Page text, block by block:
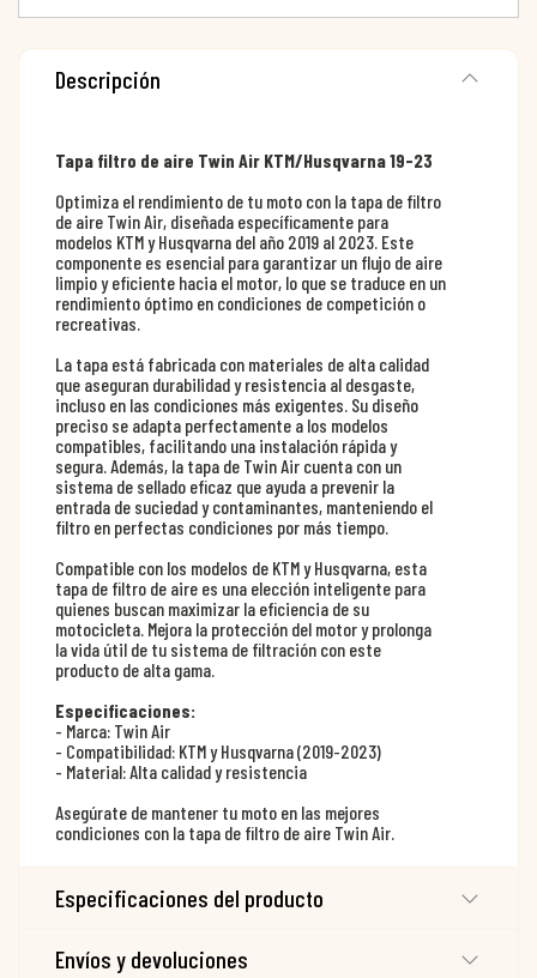
Descripción
Tapa filtro de aire Twin Air KTM/Husqvarna 19-23
Optimiza el rendimiento de tu moto con la tapa de filtro
de aire Twin Air, diseñada específicamente para
modelos KTM y Husqvarna del año 2019 al 2023. Este
componente es esencial para garantizar un flujo de aire
limpio y eficiente hacia el motor, lo que se traduce en un
rendimiento óptimo en condiciones de competición o
recreativas.
La tapa está fabricada con materiales de alta calidad
que aseguran durabilidad y resistencia al desgaste,
incluso en las condiciones más exigentes. Su diseño
preciso se adapta perfectamente a los modelos
compatibles, facilitando una instalación rápida y
segura. Además, la tapa de Twin Air cuenta con un
sistema de sellado eficaz que ayuda a prevenir la
entrada de suciedad y contaminantes, manteniendo el
filtro en perfectas condiciones por más tiempo.
Compatible con los modelos de KTM y Husqvarna, esta
tapa de filtro de aire es una elección inteligente para
quienes buscan maximizar la eficiencia de su
motocicleta. Mejora la protección del motor y prolonga
la vida útil de tu sistema de filtración con este
producto de alta gama.
Especificaciones:
- Marca: Twin Air
- Compatibilidad: KTM y Husqvarna (2019-2023)
- Material: Alta calidad y resistencia
Asegúrate de mantener tu moto en las mejores
condiciones con la tapa de filtro de aire Twin Air.
Especificaciones del producto
Envíos y devoluciones